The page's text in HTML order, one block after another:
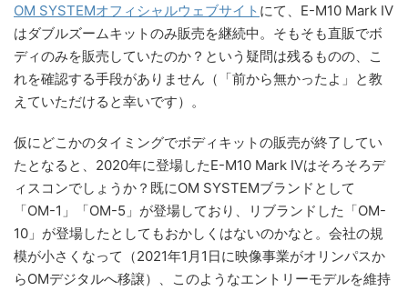
OM SYSTEMオフィシャルウェブサイト にて、E-M10 Mark IV
はダブルズームキットのみ販売を継続中。そもそも直販でボ
ディのみを販売していたのか？という疑問は残るものの、こ
れを確認する手段がありません（「前から無かったよ」と教
えていただけると幸いです）。
仮にどこかのタイミングでボディキットの販売が終了してい
たとなると、2020年に登場したE-M10 Mark IVはそろそろデ
ィスコンでしょうか？既にOM SYSTEMブランドとして
「OM-1」「OM-5」が登場しており、リブランドした「OM-
10」が登場したとしてもおかしくはないのかなと。会社の規
模が小さくなって（2021年1月1日に映像事業がオリンパスか
らOMデジタルへ移譲）、このようなエントリーモデルを維持